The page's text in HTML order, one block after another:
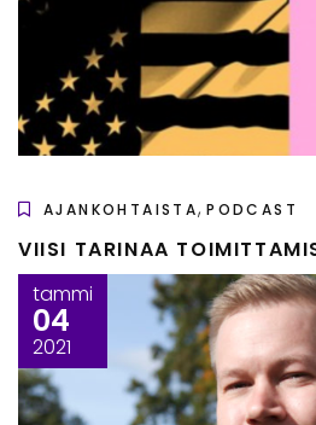
AJANKOHTAISTA,PODCAST
VIISI TARINAA
tammi
04
2021